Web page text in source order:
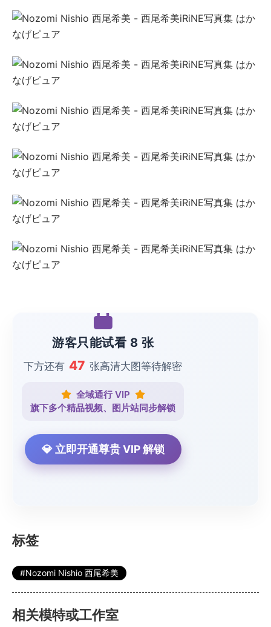
游客只能试看 8 张
下方还有 47 张高清大图等待解密
全域通行 VIP
旗下多个精品视频、图片站同步解锁
💎 立即开通尊贵 VIP 解锁
标签
Nozomi Nishio 西尾希美
相关模特或工作室